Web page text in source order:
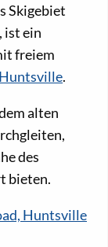
Skigebiet
ist ein
freiem
Huntsville.
alten
des
bieten.
Huntsville